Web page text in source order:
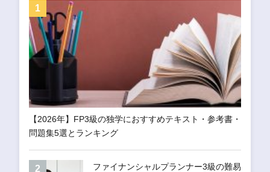
【2026年】FP3級の独学におすすめテキスト・参考書・
問題集5選とランキング
ファイナンシャルプランナー3級の難易